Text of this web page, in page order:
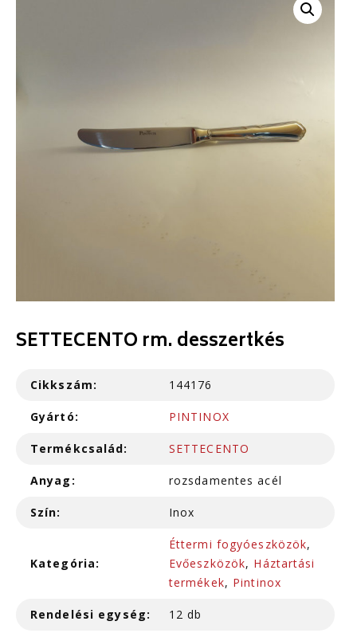
SETTECENTO rm. desszertkés
Cikkszám: 144176
Gyártó: PINTINOX
Termékcsalád: SETTECENTO
Anyag: rozsdamentes acél
Szín: Inox
Kategória:
Éttermi fogyóeszközök,
Evőeszközök, Háztartási
termékek, Pintinox
Rendelési egység: 12 db